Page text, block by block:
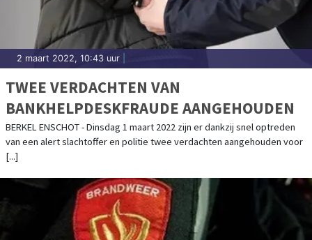
2 maart 2022, 10:43 uur
TWEE VERDACHTEN VAN
BANKHELPDESKFRAUDE AANGEHOUDEN
BERKEL ENSCHOT - Dinsdag 1 maart 2022 zijn er dankzij snel optreden
van een alert slachtoffer en politie twee verdachten aangehouden voor
[...]